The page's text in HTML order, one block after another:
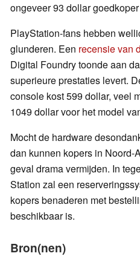
ongeveer 93 dollar
PlayStation-fans hebben
glunderen. Een recensie van
Digital Foundry toonde aan
superieure prestaties levert.
console kost 599 dollar, veel
1049 dollar voor het model
Mocht de hardware
dan kunnen kopers in Noord-
geval drama vermijden. In
Station zal een
kopers benaderen met
beschikbaar is.
Bron(nen)